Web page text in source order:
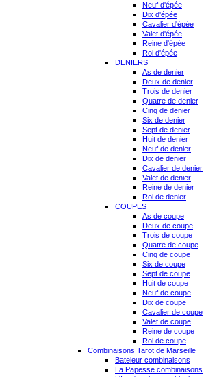
Neuf d'épée
Dix d'épée
Cavalier d'épée
Valet d'épée
Reine d'épée
Roi d'épée
DENIERS
As de denier
Deux de denier
Trois de denier
Quatre de denier
Cinq de denier
Six de denier
Sept de denier
Huit de denier
Neuf de denier
Dix de denier
Cavalier de denier
Valet de denier
Reine de denier
Roi de denier
COUPES
As de coupe
Deux de coupe
Trois de coupe
Quatre de coupe
Cinq de coupe
Six de coupe
Sept de coupe
Huit de coupe
Neuf de coupe
Dix de coupe
Cavalier de coupe
Valet de coupe
Reine de coupe
Roi de coupe
Combinaisons Tarot de Marseille
Bateleur combinaisons
La Papesse combinaisons